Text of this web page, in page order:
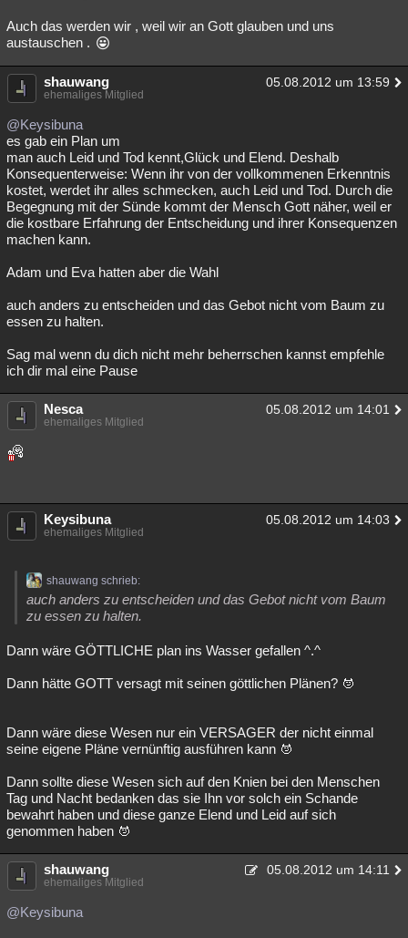
Auch das werden wir , weil wir an Gott glauben und uns
austauschen .
shauwang 05.08.2012 um 13:59
ehemaliges Mitglied
@Keysibuna
es gab ein Plan um
man auch Leid und Tod kennt,Glück und Elend. Deshalb
Konsequenterweise: Wenn ihr von der vollkommenen Erkenntnis
kostet, werdet ihr alles schmecken, auch Leid und Tod. Durch die
Begegnung mit der Sünde kommt der Mensch Gott näher, weil er
die kostbare Erfahrung der Entscheidung und ihrer Konsequenzen
machen kann.
Adam und Eva hatten aber die Wahl
auch anders zu entscheiden und das Gebot nicht vom Baum zu
essen zu halten.
Sag mal wenn du dich nicht mehr beherrschen kannst empfehle
ich dir mal eine Pause
Nesca 05.08.2012 um 14:01
ehemaliges Mitglied
Keysibuna 05.08.2012 um 14:03
ehemaliges Mitglied
shauwang schrieb:
auch anders zu entscheiden und das Gebot nicht vom Baum
zu essen zu halten.
Dann wäre GÖTTLICHE plan ins Wasser gefallen ^.^
Dann hätte GOTT versagt mit seinen göttlichen Plänen?
Dann wäre diese Wesen nur ein VERSAGER der nicht einmal
seine eigene Pläne vernünftig ausführen kann
Dann sollte diese Wesen sich auf den Knien bei den Menschen
Tag und Nacht bedanken das sie Ihn vor solch ein Schande
bewahrt haben und diese ganze Elend und Leid auf sich
genommen haben
shauwang 05.08.2012 um 14:11
ehemaliges Mitglied
@Keysibuna